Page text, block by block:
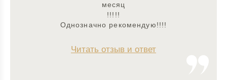
месяц
!!!!!
Однозначно рекомендую!!!!
Читать отзыв и ответ